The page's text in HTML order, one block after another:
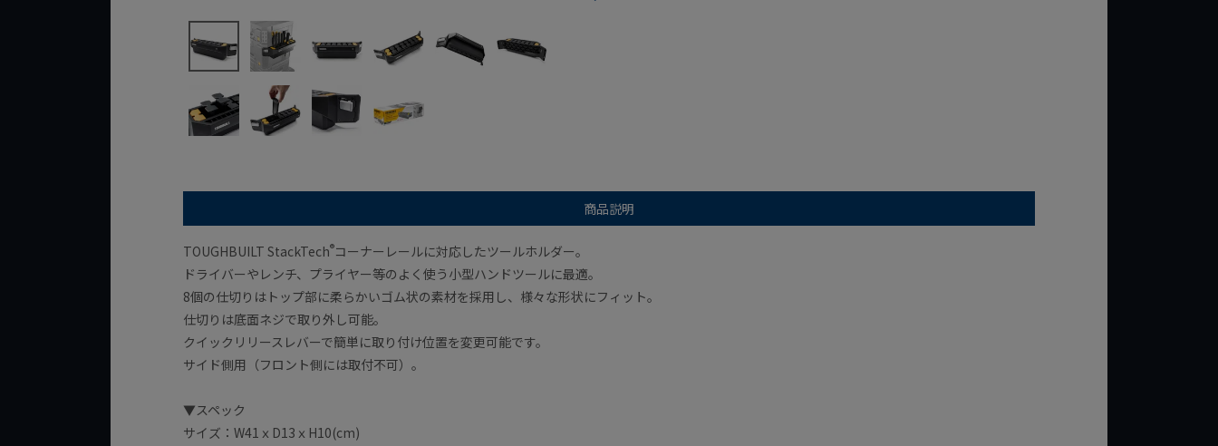
商品説明
TOUGHBUILT StackTech®コーナーレールに対応したツールホルダー。
ドライバーやレンチ、プライヤー等のよく使う小型ハンドツールに最適。
8個の仕切りはトップ部に柔らかいゴム状の素材を採用し、様々な形状にフィット。
仕切りは底面ネジで取り外し可能。
クイックリリースレバーで簡単に取り付け位置を変更可能です。
サイド側用（フロント側には取付不可）。
▼スペック
サイズ：W41ｘD13ｘH10(cm)